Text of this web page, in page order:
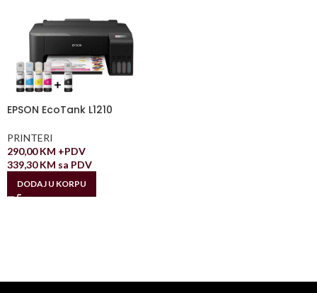
EPSON EcoTank L1210
PRINTERI
290,00KM +PDV
339,30KM sa PDV
DODAJ U KORPU